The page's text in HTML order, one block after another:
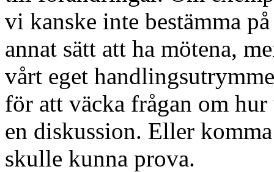
vi kanske inte bestämma
annat sätt att ha mötena,
vårt eget
för att väcka frågan om
en diskussion. Eller
skulle kunna prova.